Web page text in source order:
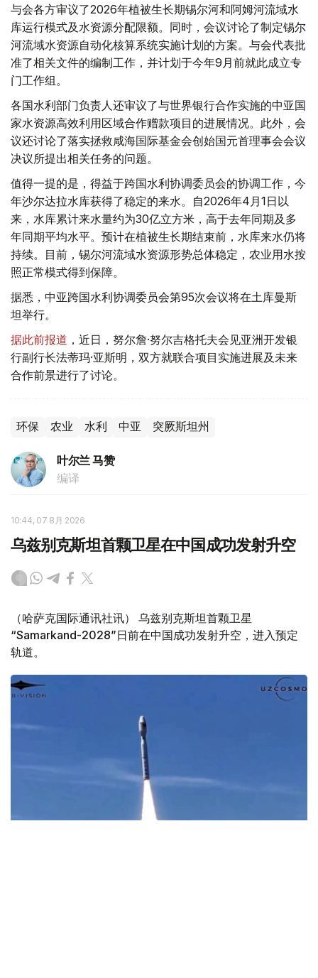
与会各方审议了2026年植被生长期锡尔河和阿姆河流域水
库运行模式及水资源分配限额。同时，会议讨论了制定锡尔
河流域水资源自动化核算系统实施计划的方案。与会代表批
准了相关文件的编制工作，并计划于今年9月前就此成立专
门工作组。
各国水利部门负责人还审议了与世界银行合作实施的中亚国
家水资源高效利用区域合作赠款项目的进展情况。此外，会
议还讨论了落实拯救咸海国际基金会创始国元首理事会会议
决议所提出相关任务的问题。
值得一提的是，得益于跨国水利协调委员会的协调工作，今
年沙尔达拉水库获得了稳定的来水。自2026年4月1日以
来，水库累计来水量约为30亿立方米，高于去年同期及多
年同期平均水平。预计在植被生长期结束前，水库来水仍将
持续。目前，锡尔河流域水资源形势总体稳定，农业用水按
照正常模式得到保障。
据悉，中亚跨国水利协调委员会第95次会议将在土库曼斯
坦举行。
据此前报道 ，近日，努尔詹·努尔吉格托夫会见亚洲开发银
行副行长法蒂玛·亚斯明，双方就联合项目实施进展及未来
合作前景进行了讨论。
环保 农业 水利 中亚 突厥斯坦州
叶尔兰 马赞
编译
10:44, 07 8月 2026
乌兹别克斯坦首颗卫星在中国成功发射升空
（哈萨克国际通讯社讯） 乌兹别克斯坦首颗卫星
“Samarkand-2028”日前在中国成功发射升空，进入预定
轨道。